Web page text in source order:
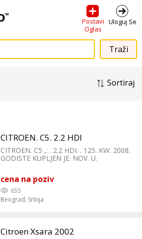
Postavi
Oglas
Uloguj Se
Sortiraj
CITROEN. C5. 2.2 HDI
CITROEN. C5 ,: . 2.2 HDI. . 125. KW. 2008.
GODISTE KUPLJEN JE. NOV. U.
I VELIKI SERVIS : KONTAKT. MIKAN :
TELEFON. +38269284170 VIBER.
+38269284170. WhatsApp.
+38269284170.
cena na poziv
655
Beograd, Srbija
Citroen Xsara 2002